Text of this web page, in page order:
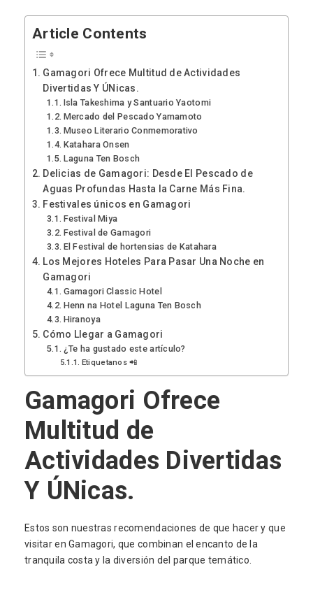
Article Contents
Gamagori Ofrece Multitud de Actividades
Divertidas Y ÚNicas.
Isla Takeshima y Santuario Yaotomi
Mercado del Pescado Yamamoto
Museo Literario Conmemorativo
Katahara Onsen
Laguna Ten Bosch
Delicias de Gamagori: Desde El Pescado de
Aguas Profundas Hasta la Carne Más Fina.
Festivales únicos en Gamagori
Festival Miya
Festival de Gamagori
El Festival de hortensias de Katahara
Los Mejores Hoteles Para Pasar Una Noche en
Gamagori
Gamagori Classic Hotel
Henn na Hotel Laguna Ten Bosch
Hiranoya
Cómo Llegar a Gamagori
¿Te ha gustado este artículo?
Etiquetanos 📲
Gamagori Ofrece
Multitud de
Actividades Divertidas
Y ÚNicas.
Estos son nuestras recomendaciones de que hacer y que
visitar en Gamagori, que combinan el encanto de la
tranquila costa y la diversión del parque temático.